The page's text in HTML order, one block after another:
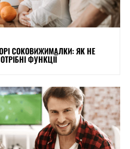
СОКОВИЖИМАЛКИ: ЯК НЕ
ФУНКЦІЇ